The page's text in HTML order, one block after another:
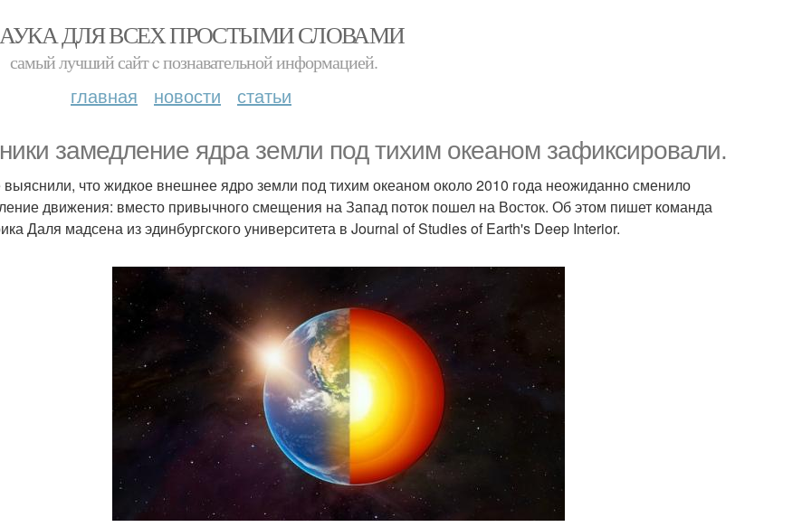
ДЛЯ ВСЕХ ПРОСТЫМИ СЛОВАМИ
самый лучший сайт c познавательной информацией.
главная новости статьи
замедление ядра земли под тихим океаном зафиксировали.
что жидкое внешнее ядро земли под тихим океаном около 2010 года неожиданно сменило
движения: вместо привычного смещения на Запад поток пошел на Восток. Об этом пишет команда
Даля мадсена из эдинбургского университета в Journal of Studies of Earth's Deep Interior.